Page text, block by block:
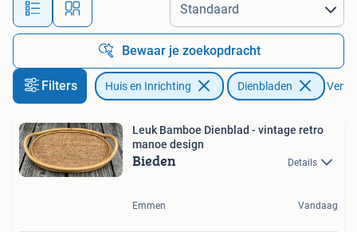
Bewaar je zoekopdracht
Filters Huis en Inrichting Dienbladen
Leuk Bamboe Dienblad - vintage retro
manoe design
Bieden Details
Emmen Vandaag